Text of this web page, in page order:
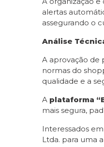
alertas
assegurando o
Análise
A aprovação de
normas do
qualidade e a
A plataforma
mais segura,
Interessados
Ltda. para uma